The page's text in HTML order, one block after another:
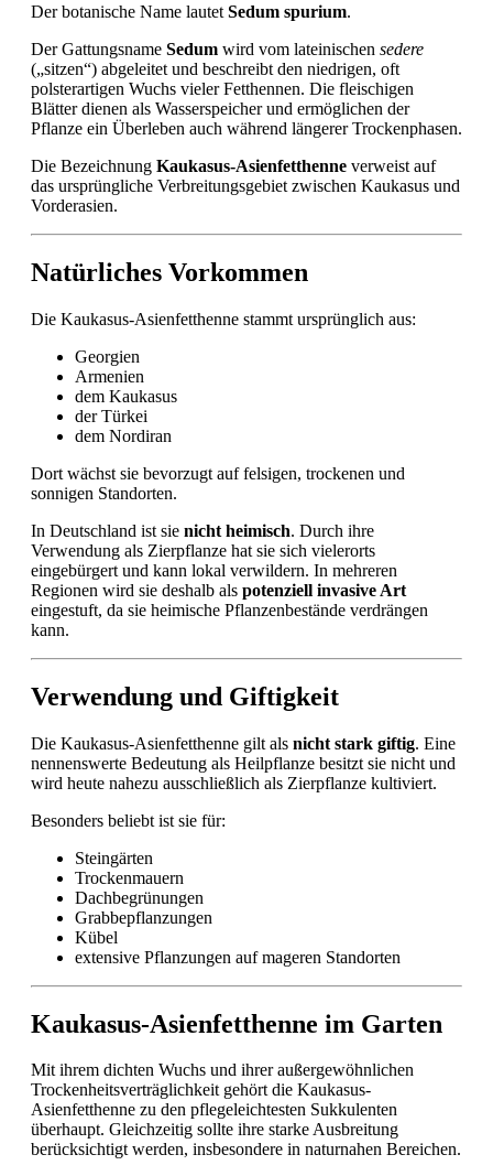
Der botanische Name lautet Sedum spurium.
Der Gattungsname Sedum wird vom lateinischen sedere
(„sitzen“) abgeleitet und beschreibt den niedrigen, oft
polsterartigen Wuchs vieler Fetthennen. Die fleischigen
Blätter dienen als Wasserspeicher und ermöglichen der
Pflanze ein Überleben auch während längerer Trockenphasen.
Die Bezeichnung Kaukasus-Asienfetthenne verweist auf
das ursprüngliche Verbreitungsgebiet zwischen Kaukasus und
Vorderasien.
Natürliches Vorkommen
Die Kaukasus-Asienfetthenne stammt ursprünglich aus:
Georgien
Armenien
dem Kaukasus
der Türkei
dem Nordiran
Dort wächst sie bevorzugt auf felsigen, trockenen und
sonnigen Standorten.
In Deutschland ist sie nicht heimisch. Durch ihre
Verwendung als Zierpflanze hat sie sich vielerorts
eingebürgert und kann lokal verwildern. In mehreren
Regionen wird sie deshalb als potenziell invasive Art
eingestuft, da sie heimische Pflanzenbestände verdrängen
kann.
Verwendung und Giftigkeit
Die Kaukasus-Asienfetthenne gilt als nicht stark giftig. Eine
nennenswerte Bedeutung als Heilpflanze besitzt sie nicht und
wird heute nahezu ausschließlich als Zierpflanze kultiviert.
Besonders beliebt ist sie für:
Steingärten
Trockenmauern
Dachbegrünungen
Grabbepflanzungen
Kübel
extensive Pflanzungen auf mageren Standorten
Kaukasus-Asienfetthenne im Garten
Mit ihrem dichten Wuchs und ihrer außergewöhnlichen
Trockenheitsverträglichkeit gehört die Kaukasus-
Asienfetthenne zu den pflegeleichtesten Sukkulenten
überhaupt. Gleichzeitig sollte ihre starke Ausbreitung
berücksichtigt werden, insbesondere in naturnahen Bereichen.